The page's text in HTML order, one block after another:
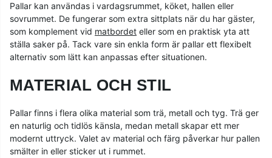
Pallar kan användas i vardagsrummet, köket, hallen eller
sovrummet. De fungerar som extra sittplats när du har gäster,
som komplement vid matbordet eller som en praktisk yta att
ställa saker på. Tack vare sin enkla form är pallar ett flexibelt
alternativ som lätt kan anpassas efter situationen.
MATERIAL OCH STIL
Pallar finns i flera olika material som trä, metall och tyg. Trä ger
en naturlig och tidlös känsla, medan metall skapar ett mer
modernt uttryck. Valet av material och färg påverkar hur pallen
smälter in eller sticker ut i rummet.